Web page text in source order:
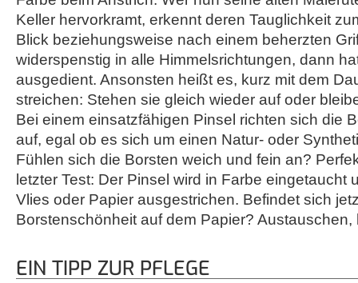
Keller hervorkramt, erkennt deren Tauglichkeit
Blick beziehungsweise nach einem beherzten
widerspenstig in alle Himmelsrichtungen, dann
ausgedient. Ansonsten heißt es, kurz mit dem
streichen: Stehen sie gleich wieder auf oder
Bei einem einsatzfähigen Pinsel richten sich die
auf, egal ob es sich um einen Natur- oder
Fühlen sich die Borsten weich und fein an?
letzter Test: Der Pinsel wird in Farbe eingetaucht
Vlies oder Papier ausgestrichen. Befindet sich
Borstenschönheit auf dem Papier? Austauschen,
EIN TIPP ZUR PFLEGE